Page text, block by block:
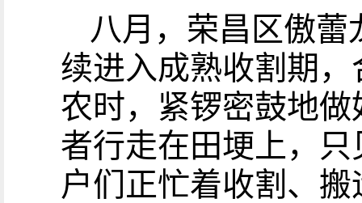
八月，荣昌区傲
续进入成熟收割期
农时，紧锣密鼓地做
者行走在田埂上，
户们正忙着收割、